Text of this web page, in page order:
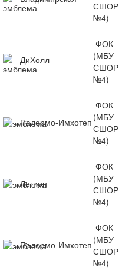
СШОР
№4)
ДиХолл
ФОК
(МБУ
СШОР
№4)
Палермо-Имхотеп
ФОК
(МБУ
СШОР
№4)
Легион
ФОК
(МБУ
СШОР
№4)
Палермо-Имхотеп
ФОК
(МБУ
СШОР
№4)